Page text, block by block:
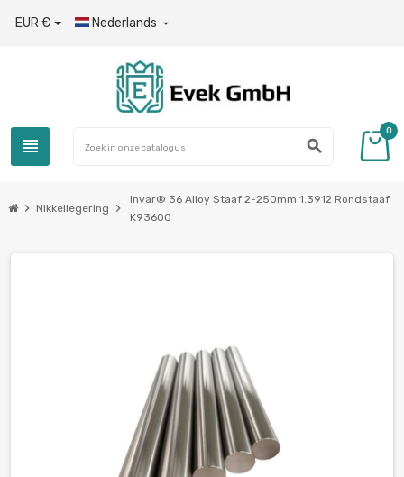
EUR € Nederlands 
view_headline search
0
chevron_right Nikkellegering chevron_right
Invar® 36 Alloy Staaf 2-250mm 1.3912 Rondstaaf
K93600